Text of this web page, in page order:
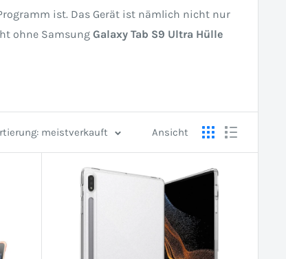
ist. Das Gerät ist nämlich nicht nur
ohne Samsung Galaxy Tab S9 Ultra Hülle
meistverkauft Ansicht